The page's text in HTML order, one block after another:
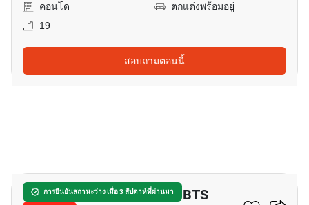
คอนโด
ตกแต่งพร้อมอยู่
19
สอบถามตอนนี้
การยืนยันสถานะว่าง เมื่อ 3 สัปดาห์ที่ผ่านมา
เพ้นท์เฮ้าส์ 1-ห้องนอน ใกล้ BTS